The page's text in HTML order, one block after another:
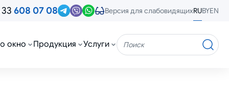
608 07 08 Версия для слабовидящихRUBYEN
окно Продукция Услуги Поиск